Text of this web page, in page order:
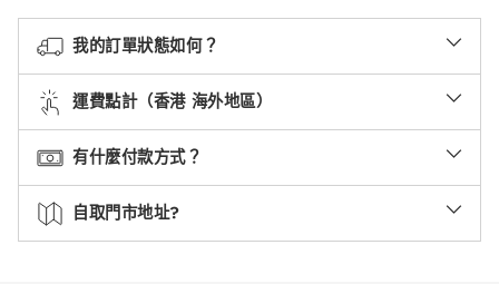
我的訂單狀態如何？
運費點計（香港 海外地區）
有什麼付款方式？
自取門市地址?